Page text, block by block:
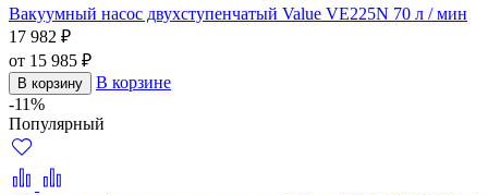
Вакуумный насос двухступенчатый Value VE225N 70 л / мин
17 982 ₽
от 15 985 ₽
В корзину
В корзине
-11%
Популярный